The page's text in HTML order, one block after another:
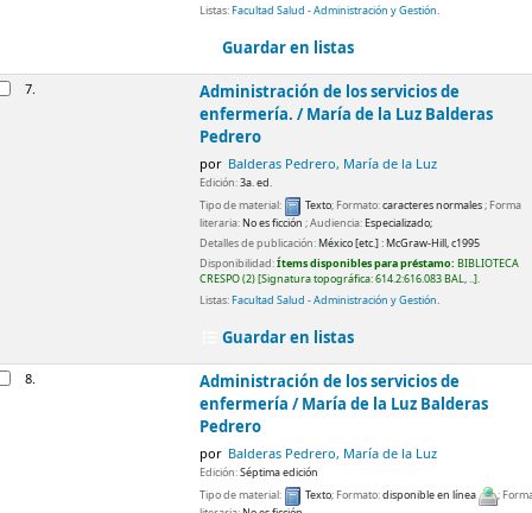
Listas:Facultad Salud - Administración y Gestión.
Guardar en listas
7.
Administración de los servicios de
enfermería. /María de la Luz Balderas
Pedrero
por Balderas Pedrero, María de la Luz
Edición:3a. ed.
Tipo de material:
Texto; Formato:caracteres normales; Forma
literaria:No es ficción ; Audiencia:Especializado;
Detalles de publicación:México [etc.] :McGraw-Hill,c1995
Disponibilidad:Ítems disponibles para préstamo: BIBLIOTECA
CRESPO(2) Signatura topográfica:614.2:616.083 BAL, .. .
Listas:Facultad Salud - Administración y Gestión.
Guardar en listas
8.
Administración de los servicios de
enfermería /María de la Luz Balderas
Pedrero
por Balderas Pedrero, María de la Luz
Edición:Séptima edición
Tipo de material:
Texto; Formato:disponible en línea
;